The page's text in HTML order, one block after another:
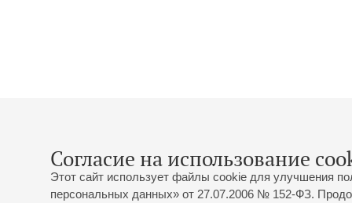
Согласие на использование
Этот сайт использует файлы cookie для улучшения
персональных данных» от 27.07.2006 № 152-ФЗ.